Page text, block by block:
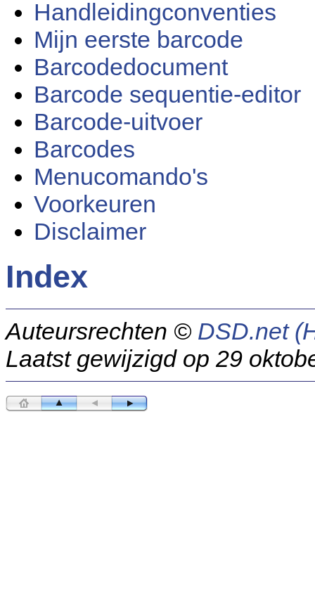
Handleidingconventies
Mijn eerste barcode
Barcodedocument
Barcode sequentie-editor
Barcode-uitvoer
Barcodes
Menucomando's
Voorkeuren
Disclaimer
Index
Auteursrechten © DSD.net
Laatst gewijzigd op 29